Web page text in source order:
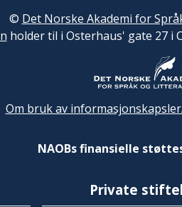
© Det Norske Akademi for
holder til i Osterhaus' gate 27 i
Om bruk av
NAOBs finansielle
Private